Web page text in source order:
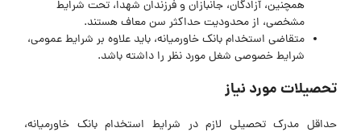
همچنین، آزادگان، جانبازان و فرزندان شهدا، تحت شرایط
مشخصی، از محدودیت حداکثر سن معاف هستند.
متقاضی استخدام بانک خاورمیانه، باید علاوه بر شرایط عمومی،
شرایط خصوصی شغل مورد نظر را داشته باشد.
تحصیلات مورد نیاز
حداقل مدرک تحصیلی لازم در شرایط استخدام بانک خاورمیانه،